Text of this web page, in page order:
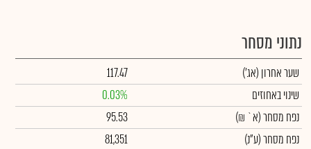
נתוני מסחר
שער אחרון (אג')
117.47
שינוי באחוזים
0.03%
נפח מסחר(א` ₪)
95.53
נפח מסחר(ע"נ)
81,351